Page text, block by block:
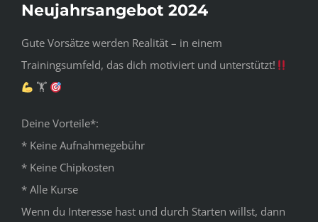
Neujahrsangebot 2024
Gute Vorsätze werden Realität – in einem
Trainingsumfeld, das dich motiviert und unterstützt!
🏋
Deine Vorteile*:
* Keine Aufnahmegebühr
* Keine Chipkosten
* Alle Kurse
Wenn du Interesse hast und durch Starten willst, dann